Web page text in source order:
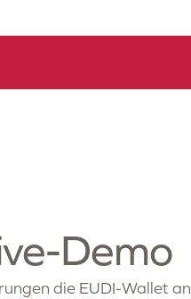
Demo
die EUDI-Wallet an